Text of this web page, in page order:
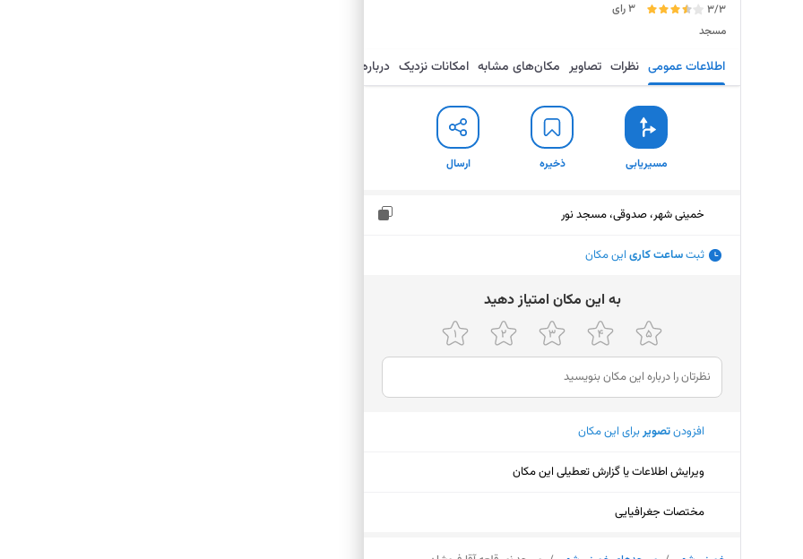
3/3
3 رای
مسجد
اطلاعات عمومی نظرات تصاویر مکان‌های مشابه امکانات نزدیک درباره
مسیریابی ذخیره ارسال
خمینی شهر، صدوقی، مسجد نور
ثبتساعت کاری این مکان
ﺑﻪ اﯾﻦ ﻣﮑﺎن اﻣﺘﯿﺎز دﻫﯿﺪ
افزودنتصویربرای این مکان
ویرایش اطلاعات یا گزارش تعطیلی این مکان
مختصات جغرافیایی